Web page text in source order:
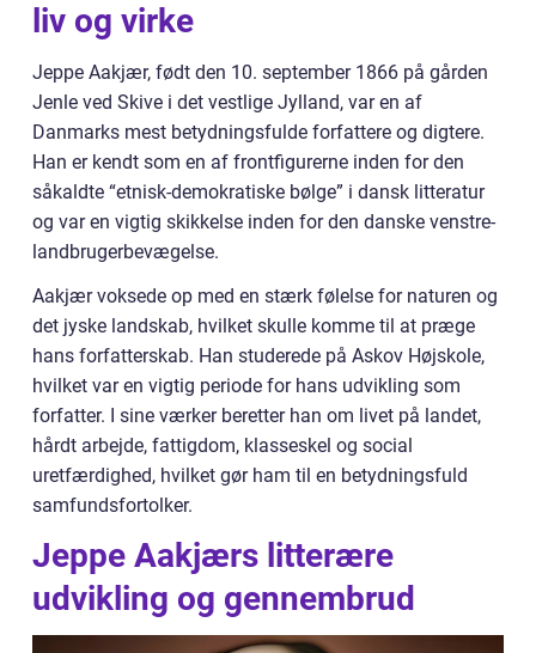
liv og virke
Jeppe Aakjær, født den 10. september 1866 på gården
Jenle ved Skive i det vestlige Jylland, var en af
Danmarks mest betydningsfulde forfattere og digtere.
Han er kendt som en af frontfigurerne inden for den
såkaldte “etnisk-demokratiske bølge” i dansk litteratur
og var en vigtig skikkelse inden for den danske venstre-
landbrugerbevægelse.
Aakjær voksede op med en stærk følelse for naturen og
det jyske landskab, hvilket skulle komme til at præge
hans forfatterskab. Han studerede på Askov Højskole,
hvilket var en vigtig periode for hans udvikling som
forfatter. I sine værker beretter han om livet på landet,
hårdt arbejde, fattigdom, klasseskel og social
uretfærdighed, hvilket gør ham til en betydningsfuld
samfundsfortolker.
Jeppe Aakjærs litterære
udvikling og gennembrud